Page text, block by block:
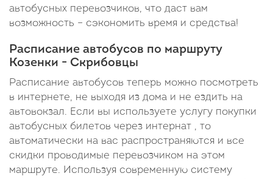
автобусных перевозчиков, что даст вам
возможность – сэкономить время и средства!
Расписание автобусов по маршруту
Козенки - Скрибовцы
Расписание автобусов теперь можно посмотреть
в интернете, не выходя из дома и не ездить на
автовокзал. Если вы используете услугу покупки
автобусных билетов через интернат , то
автоматически на вас распространяются и все
скидки проводимые перевозчиком на этом
маршруте. Используя современную систему